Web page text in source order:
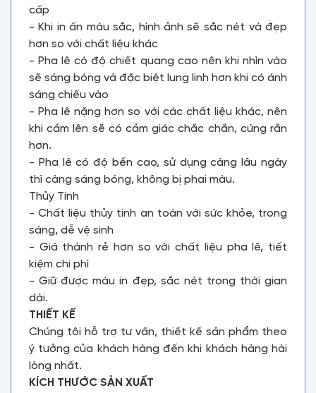
cấp
- Khi in ấn màu sắc, hình ảnh sẽ sắc nét và đẹp
hơn so với chất liệu khác
- Pha lê có độ chiết quang cao nên khi nhìn vào
sẽ sáng bóng và đặc biệt lung linh hơn khi có ánh
sáng chiếu vào
- Pha lê nặng hơn so với các chất liệu khác, nên
khi cầm lên sẽ có cảm giác chắc chắn, cứng rắn
hơn.
- Pha lê có độ bền cao, sử dụng càng lâu ngày
thì càng sáng bóng, không bị phai màu.
Thủy Tinh
- Chất liệu thủy tinh an toàn với sức khỏe, trong
sáng, dễ vệ sinh
- Giá thành rẻ hơn so với chất liệu pha lê, tiết
kiệm chi phí
- Giữ được màu in đẹp, sắc nét trong thời gian
dài.
THIẾT KẾ
Chúng tôi hỗ trợ tư vấn, thiết kế sản phẩm theo
ý tưởng của khách hàng đến khi khách hàng hài
lòng nhất.
KÍCH THƯỚC SẢN XUẤT